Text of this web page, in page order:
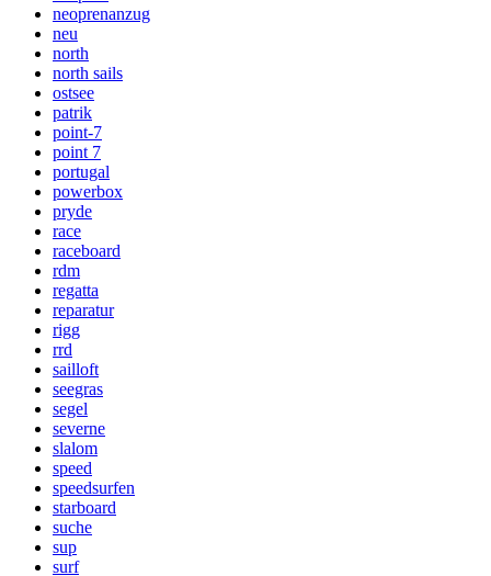
neoprenanzug
neu
north
north sails
ostsee
patrik
point-7
point 7
portugal
powerbox
pryde
race
raceboard
rdm
regatta
reparatur
rigg
rrd
sailloft
seegras
segel
severne
slalom
speed
speedsurfen
starboard
suche
sup
surf